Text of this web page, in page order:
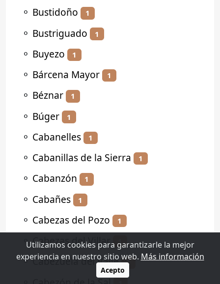
⚬ Bustidoño 1
⚬ Bustriguado 1
⚬ Buyezo 1
⚬ Bárcena Mayor 1
⚬ Béznar 1
⚬ Búger 1
⚬ Cabanelles 1
⚬ Cabanillas de la Sierra 1
⚬ Cabanzón 1
⚬ Cabañes 1
⚬ Cabezas del Pozo 1
⚬Cabezas del Villar 1
⚬Cabezuela del Valle 2
Utilizamos cookies para garantizarle la mejor
experiencia en nuestro sitio web. Más información
Acepto